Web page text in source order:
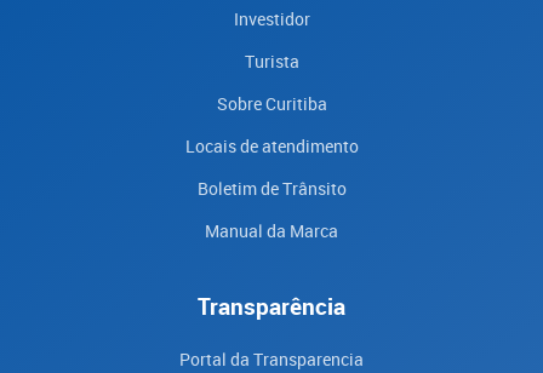
Investidor
Turista
Sobre Curitiba
Locais de atendimento
Boletim de Trânsito
Manual da Marca
Transparência
Portal da Transparencia